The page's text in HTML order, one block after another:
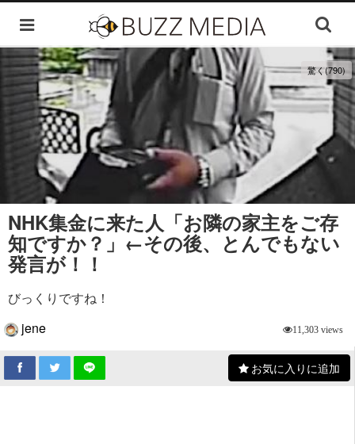
驚く(790)
NHK集金に来た人「お隣の家主をご存
知ですか？」←その後、とんでもない
発言が！！
びっくりですね！
jene
11,303 views
お気に入りに追加